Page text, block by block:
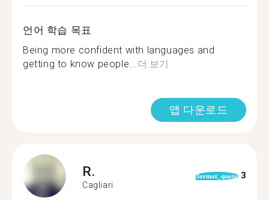
언어 학습 목표
Being more confident with languages and
getting to know people... 더 보기
앱 다운로드
R.
Cagliari
format_quote 3